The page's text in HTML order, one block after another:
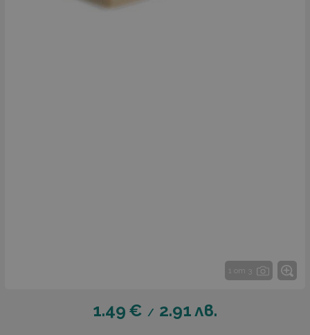
1 от 3
1.49 € / 2.91лв.